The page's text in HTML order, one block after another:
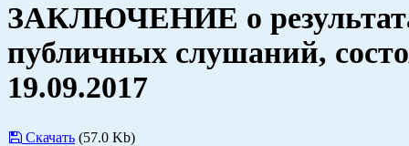
ЗАКЛЮЧЕНИЕ о
публичных слушаний,
19.09.2017
Скачать (57.0 Kb)